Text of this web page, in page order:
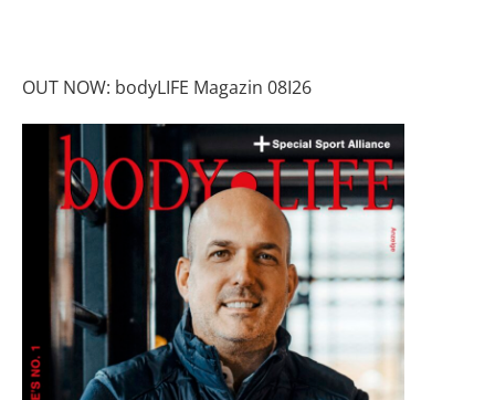
OUT NOW: bodyLIFE Magazin 08I26